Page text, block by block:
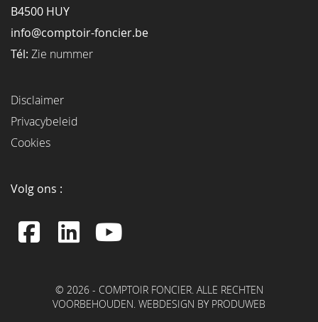
B4500 HUY
info@comptoir-foncier.be
Tél: Zie nummer
Disclaimer
Privacybeleid
Cookies
Volg ons :
© 2026 - COMPTOIR FONCIER. ALLE RECHTEN
VOORBEHOUDEN. WEBDESIGN BY PRODUWEB